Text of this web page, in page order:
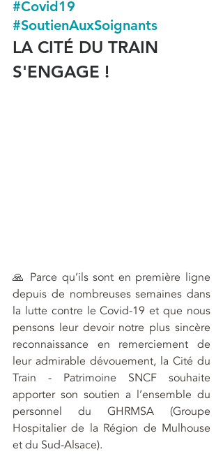
#Covid19
#SoutienAuxSoignants
LA CITÉ DU TRAIN
S'ENGAGE !
🙏 Parce qu’ils sont en première ligne
depuis de nombreuses semaines dans
la lutte contre le Covid-19 et que nous
pensons leur devoir notre plus sincère
reconnaissance en remerciement de
leur admirable dévouement, la Cité du
Train - Patrimoine SNCF souhaite
apporter son soutien a l’ensemble du
personnel du GHRMSA (Groupe
Hospitalier de la Région de Mulhouse
et du Sud-Alsace).